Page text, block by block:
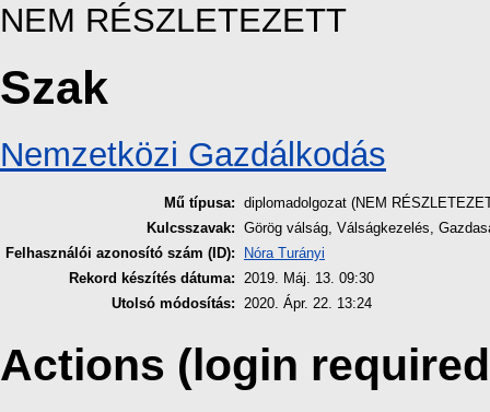
NEM RÉSZLETEZETT
Szak
Nemzetközi Gazdálkodás
Mű típusa: diplomadolgozat (NEM
Kulcsszavak: Görög válság, Válságkezelés,
Felhasználói azonosító szám (ID):
Nóra Turányi
Rekord készítés dátuma:
2019. Máj. 13. 09:30
Utolsó módosítás:
2020. Ápr. 22. 13:24
Actions (login